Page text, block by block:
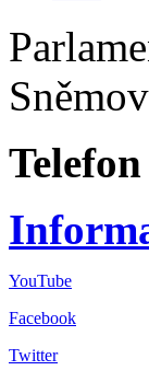
YouTube
Facebook
Twitter